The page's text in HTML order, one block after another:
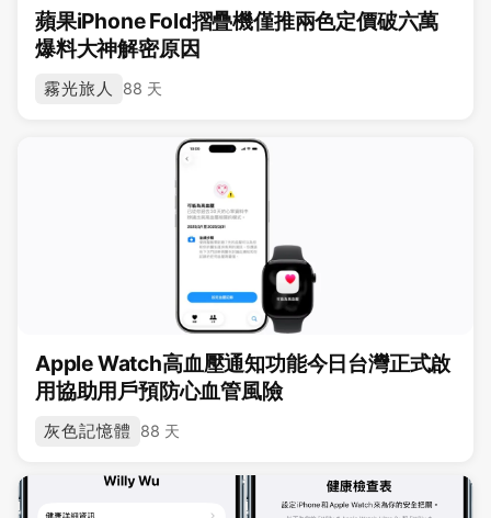
蘋果iPhone Fold摺疊機僅推兩色定價破六萬
爆料大神解密原因
霧光旅人 88 天
Apple Watch高血壓通知功能今日台灣正式啟
用協助用戶預防心血管風險
灰色記憶體 88 天